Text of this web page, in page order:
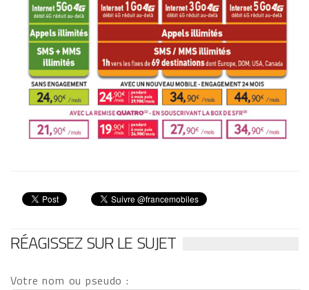
RÉAGISSEZ SUR LE SUJET
Votre nom ou pseudo :